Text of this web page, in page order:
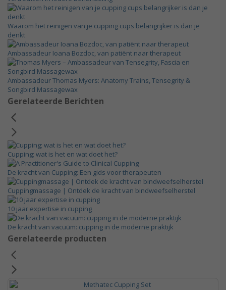
Waarom het reinigen van je cupping cups belangrijker is dan je
denkt
Ambassadeur Ioana Bozdoc, van patiënt naar therapeut
Ambassadeur Thomas Myers: Anatomy Trains, Tensegrity &
Songbird Massagewax
Gerelateerde Berichten
Cupping; wat is het en wat doet het?
De kracht van Cupping: Een gids voor therapeuten
Cuppingmassage | Ontdek de kracht van bindweefselherstel
10 jaar expertise in cupping
De kracht van vacuüm: cupping in de moderne praktijk
Gerelateerde producten